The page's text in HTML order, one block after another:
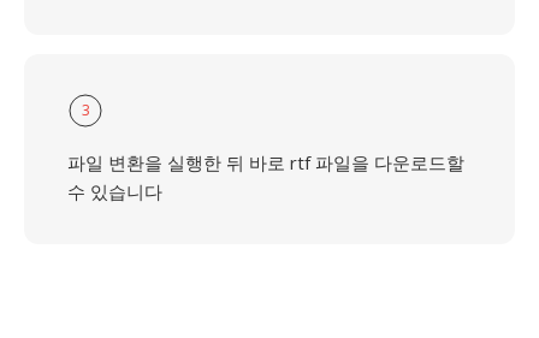
3
파일 변환을 실행한 뒤 바로 rtf 파일을 다운로드할
수 있습니다